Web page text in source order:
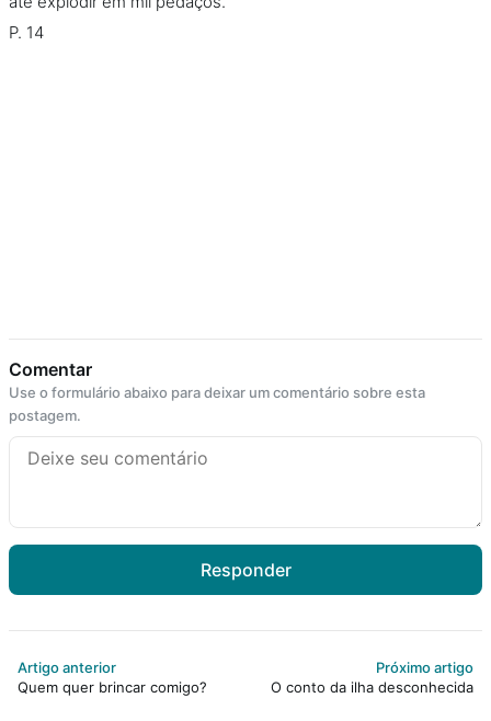
P. 14
Comentar
Use o formulário abaixo para deixar um comentário sobre esta
postagem.
Responder
Artigo anterior
Quem quer brincar comigo?
Próximo artigo
O conto da ilha desconhecida